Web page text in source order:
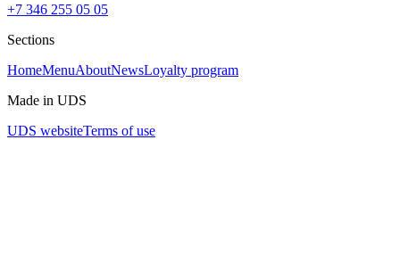
+7 346 255 05 05
Sections
HomeMenuAboutNewsLoyalty program
Made in UDS
UDS websiteTerms of use